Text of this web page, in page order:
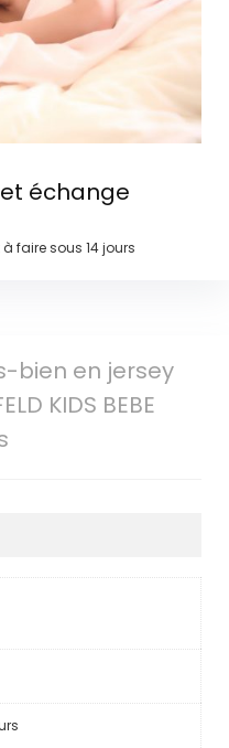
échange
à faire sous 14 jours
bien en jersey
KIDS BEBE